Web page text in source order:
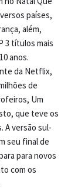
países,
além,
3 títulos mais
anos.
da Netflix,
de
Um
que teve os
A versão sul-
seu final de
para novos
com os